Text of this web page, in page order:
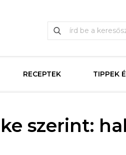
RECEPTEK TIPPEK
szerint: